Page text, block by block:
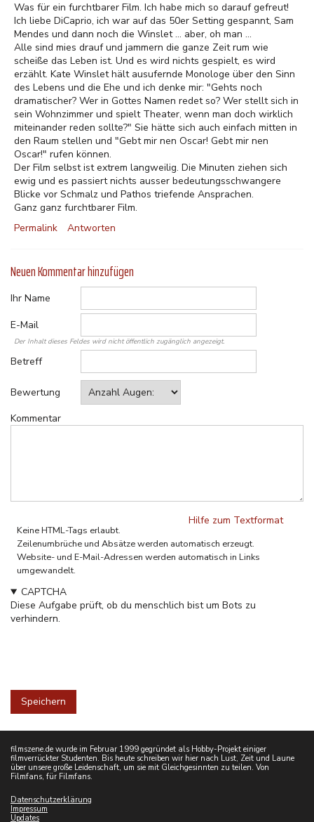
Was für ein furchtbarer Film. Ich habe mich so darauf gefreut!
Ich liebe DiCaprio, ich war auf das 50er Setting gespannt, Sam
Mendes und dann noch die Winslet ... aber, oh man ...
Alle sind mies drauf und jammern die ganze Zeit rum wie
scheiße das Leben ist. Und es wird nichts gespielt, es wird
erzählt. Kate Winslet hält ausufernde Monologe über den Sinn
des Lebens und die Ehe und ich denke mir: "Gehts noch
dramatischer? Wer in Gottes Namen redet so? Wer stellt sich in
sein Wohnzimmer und spielt Theater, wenn man doch wirklich
miteinander reden sollte?" Sie hätte sich auch einfach mitten in
den Raum stellen und "Gebt mir nen Oscar! Gebt mir nen
Oscar!" rufen können.
Der Film selbst ist extrem langweilig. Die Minuten ziehen sich
ewig und es passiert nichts ausser bedeutungsschwangere
Blicke vor Schmalz und Pathos triefende Ansprachen.
Ganz ganz furchtbarer Film.
Permalink
Antworten
Neuen Kommentar hinzufügen
Ihr Name
E-Mail
Der Inhalt dieses Feldes wird nicht öffentlich zugänglich angezeigt.
Betreff
Bewertung
Kommentar
Hilfe zum Textformat
Keine HTML-Tags erlaubt.
Zeilenumbrüche und Absätze werden automatisch erzeugt.
Website- und E-Mail-Adressen werden automatisch in Links
umgewandelt.
CAPTCHA
Diese Aufgabe prüft, ob du menschlich bist um Bots zu
verhindern.
filmszene.de wurde im Februar 1999 gegründet als Hobby-Projekt einiger
filmverrückter Studenten. Bis heute schreiben wir hier nach Lust, Zeit und Laune
über unsere große Leidenschaft, um sie mit Gleichgesinnten zu teilen. Von
Filmfans, für Filmfans.
Datenschutzerklärung
Impressum
Updates